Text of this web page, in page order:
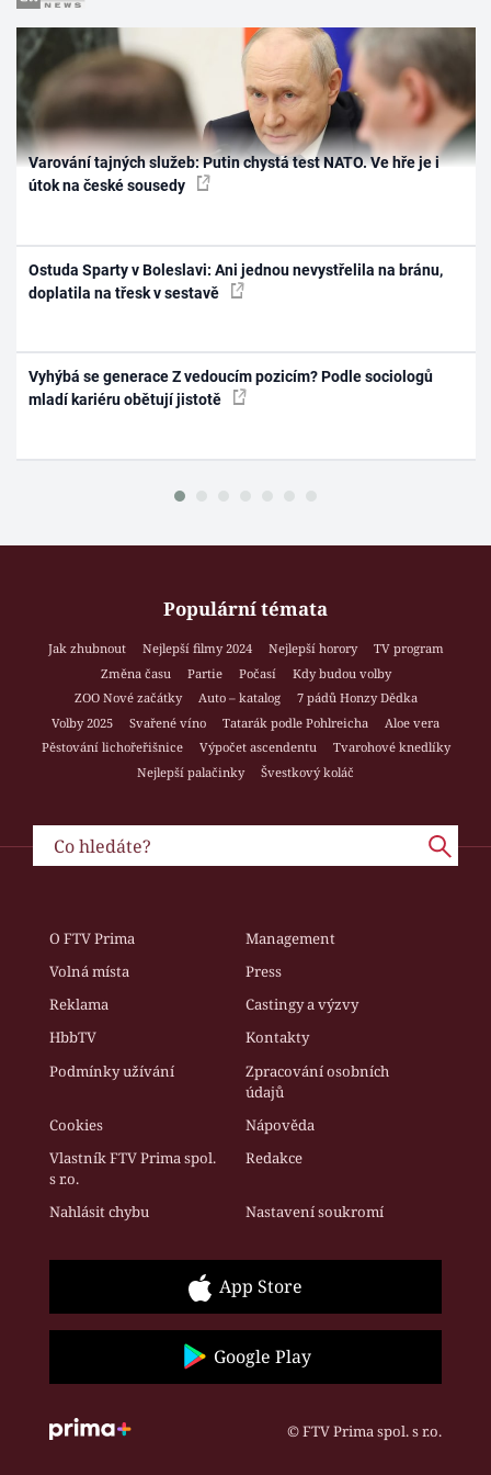
Varování tajných služeb: Putin chystá test NATO. Ve hře je i
útok na české sousedy
Ostuda Sparty v Boleslavi: Ani jednou nevystřelila na bránu,
doplatila na třesk v sestavě
Vyhýbá se generace Z vedoucím pozicím? Podle sociologů
mladí kariéru obětují jistotě
Populární témata
Jak zhubnout Nejlepší filmy 2024 Nejlepší horory
TV program
Změna času
Partie Počasí
Kdy budou volby
ZOO Nové začátky
Auto – katalog
7 pádů Honzy Dědka
Volby 2025
Svařené víno Tatarák podle Pohlreicha
Aloe vera
Pěstování lichořeřišnice
Výpočet ascendentu
Tvarohové knedlíky
Nejlepší palačinky
Švestkový koláč
O FTV Prima
Management
Volná místa
Press
Reklama
Castingy a výzvy
HbbTV
Kontakty
Podmínky užívání
Zpracování osobních
údajů
Cookies
Nápověda
Vlastník FTV Prima spol.
s r.o.
Redakce
Nahlásit chybu Nastavení soukromí
App Store
Google Play
© FTV Prima spol. s r.o.